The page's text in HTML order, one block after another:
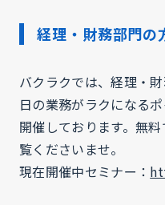
経理・財務部門の
バクラクでは、経理・
日の業務がラクになる
開催しております。無
覧くださいませ。
現在開催中セミナー：